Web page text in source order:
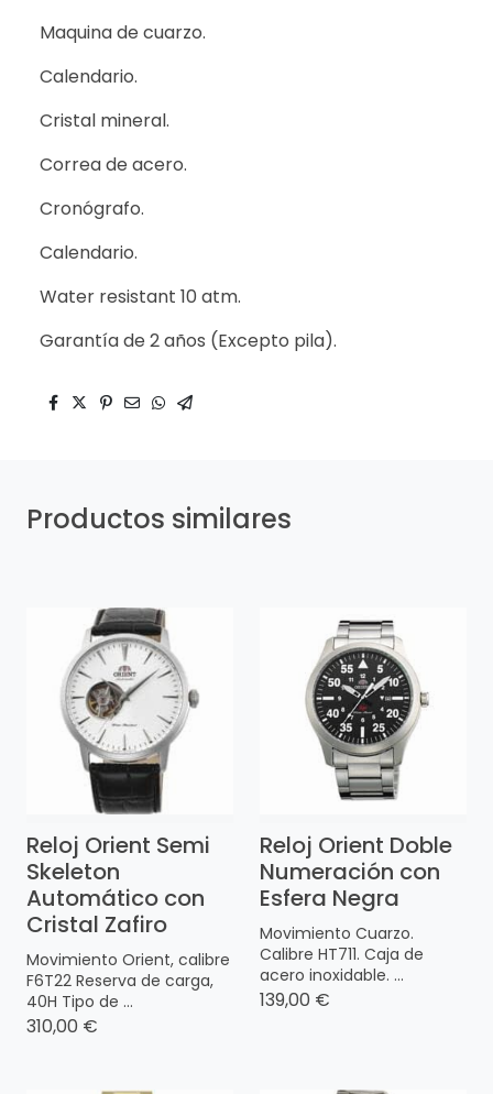
Maquina de cuarzo.
Calendario.
Cristal mineral.
Correa de acero.
Cronógrafo.
Calendario.
Water resistant 10 atm.
Garantía de 2 años (Excepto pila).
Productos similares
Reloj Orient Semi
Skeleton
Automático con
Cristal Zafiro
Movimiento Orient, calibre
F6T22 Reserva de carga,
40H Tipo de ...
310,00 €
Reloj Orient Doble
Numeración con
Esfera Negra
Movimiento Cuarzo.
Calibre HT711. Caja de
acero inoxidable. ...
139,00 €